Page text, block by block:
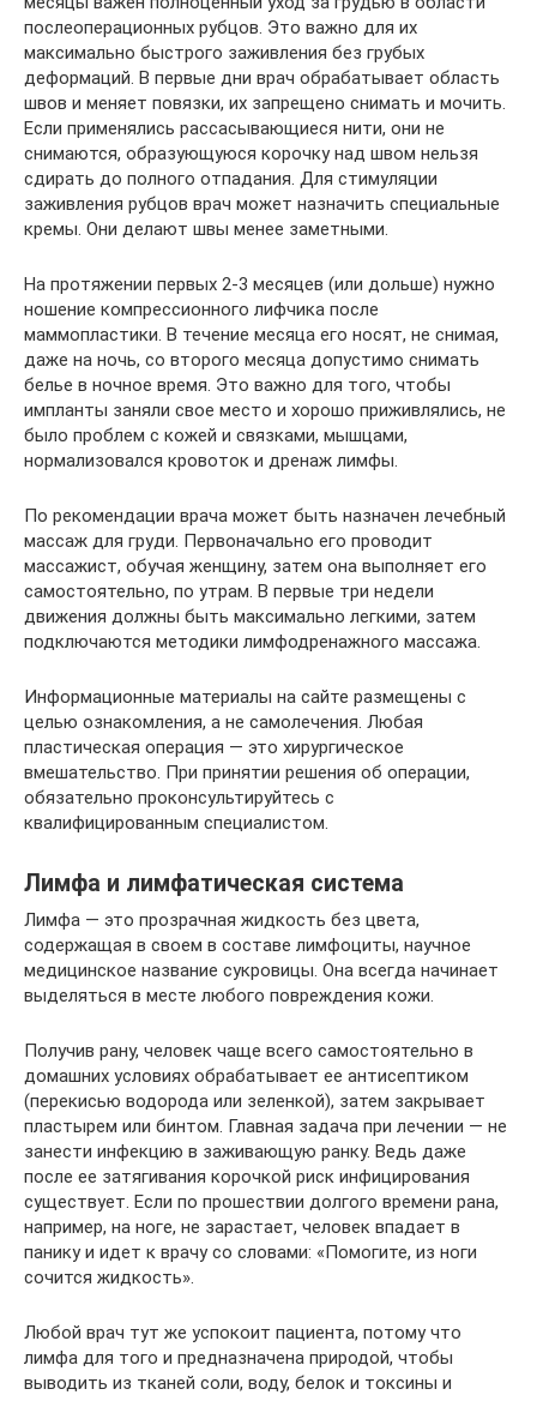
послеоперационных рубцов. Это важно для их
максимально быстрого заживления без грубых
деформаций. В первые дни врач обрабатывает область
швов и меняет повязки, их запрещено снимать и мочить.
Если применялись рассасывающиеся нити, они не
снимаются, образующуюся корочку над швом нельзя
сдирать до полного отпадания. Для стимуляции
заживления рубцов врач может назначить специальные
кремы. Они делают швы менее заметными.
На протяжении первых 2-3 месяцев (или дольше) нужно
ношение компрессионного лифчика после
маммопластики. В течение месяца его носят, не снимая,
даже на ночь, со второго месяца допустимо снимать
белье в ночное время. Это важно для того, чтобы
импланты заняли свое место и хорошо приживлялись, не
было проблем с кожей и связками, мышцами,
нормализовался кровоток и дренаж лимфы.
По рекомендации врача может быть назначен лечебный
массаж для груди. Первоначально его проводит
массажист, обучая женщину, затем она выполняет его
самостоятельно, по утрам. В первые три недели
движения должны быть максимально легкими, затем
подключаются методики лимфодренажного массажа.
Информационные материалы на сайте размещены с
целью ознакомления, а не самолечения. Любая
пластическая операция — это хирургическое
вмешательство. При принятии решения об операции,
обязательно проконсультируйтесь с
квалифицированным специалистом.
Лимфа и лимфатическая система
Лимфа — это прозрачная жидкость без цвета,
содержащая в своем в составе лимфоциты, научное
медицинское название сукровицы. Она всегда начинает
выделяться в месте любого повреждения кожи.
Получив рану, человек чаще всего самостоятельно в
домашних условиях обрабатывает ее антисептиком
(перекисью водорода или зеленкой), затем закрывает
пластырем или бинтом. Главная задача при лечении — не
занести инфекцию в заживающую ранку. Ведь даже
после ее затягивания корочкой риск инфицирования
существует. Если по прошествии долгого времени рана,
например, на ноге, не зарастает, человек впадает в
панику и идет к врачу со словами: «Помогите, из ноги
сочится жидкость».
Любой врач тут же успокоит пациента, потому что
лимфа для того и предназначена природой, чтобы
выводить из тканей соли, воду, белок и токсины и